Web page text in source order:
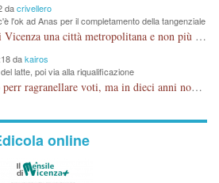
dacrivellero
l'ok ad Anas per il completamento della tangenziale
Grandi opere che faranno di Vicenza una città metropolitana e non più provinciale soffocata dal rumore dal traffico e smog concentrato in 6 vie cittadine. complimenti
dakairos
latte, poi via alla riqualificazione
All'ultimo momento, giusto perr ragranellare voti, ma in dieci anni non si poteva fare prima?
online